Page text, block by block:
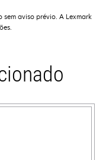
aviso prévio. A Lexmark